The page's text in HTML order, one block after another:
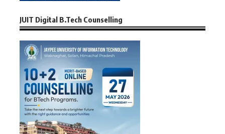
JUIT Digital B.Tech Counselling